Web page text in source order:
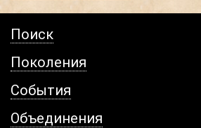
Поиск
Поколения
События
Объединения